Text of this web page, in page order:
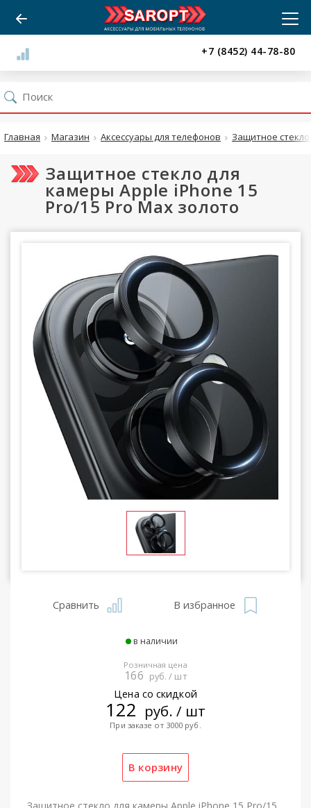
+7 (8452) 44-78-80
Главная Магазин Аксессуары для телефонов Защитное стекло
Защитное стекло для
камеры Apple iPhone 15
Pro/15 Pro Max золото
Сравнить В избранное
в наличии
Розничная цена
166 руб. / шт
Цена со скидкой
122 руб. / шт
При заказе от 3000 руб.